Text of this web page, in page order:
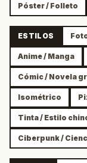
Póster / Folleto
ESTILOS
Anime / Manga
Cómic / Novela
Isométrico
Tinta / Estilo
Ciberpunk /